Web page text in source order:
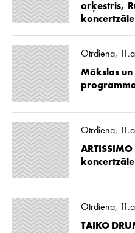
orķestris,
koncertzāle
Otrdiena,
Mākslas un
Otrdiena,
koncertzāle
Otrdiena,
TAIKO